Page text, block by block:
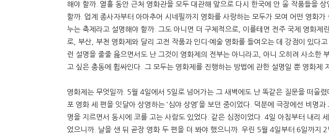
해야 할까. 열흘 동안 근처 영화관을 모두 대관해 앞으로 다시 한국에 안 올 작품들을
할까. 업계 종사자부터 아마추어 시네필까지 영화를 사랑하는 모두가 모여 어떤 영화가
누는 축제라고 설명해야 할까. 그도 아니면 더 구체적으로, 이를테면 전주 국제 영화제
로, 부산, 부천 영화제와 달리 고전 작품과 인디·예술 영화를 들여오는 데 강점이 있다
런 설명을 줄줄 읊으면서도 난 그것이 영화제의 전부는 아니라고, 아니 오히려 사소한
고 싶은 충동에 휩싸인다. 그 모두는 영화제를 진행하는 방법에 관한 설명일 뿐 영화제
영화제는 무엇일까. 5월 4일에서 5일로 넘어가는 그 새벽에도 난 똑같은 질문을 떠올
포 영화 세 편을 잇달아 상영하는 ‘심야 상영’을 보던 중이었다. 덕분에 극장에선 비명과
명을 지르면서 동시에 코를 고는 사람도 있었다. 같은 심정이었다. 4일 아침부터 내리
었으니까. 날을 샌 뒤 곧장 영화 두 편을 더 봐야 했으니까. 우린 5월 4일부터 6일까지